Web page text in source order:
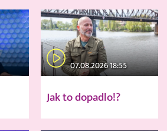
07.08.2026 18:55
Jak to dopadlo!?